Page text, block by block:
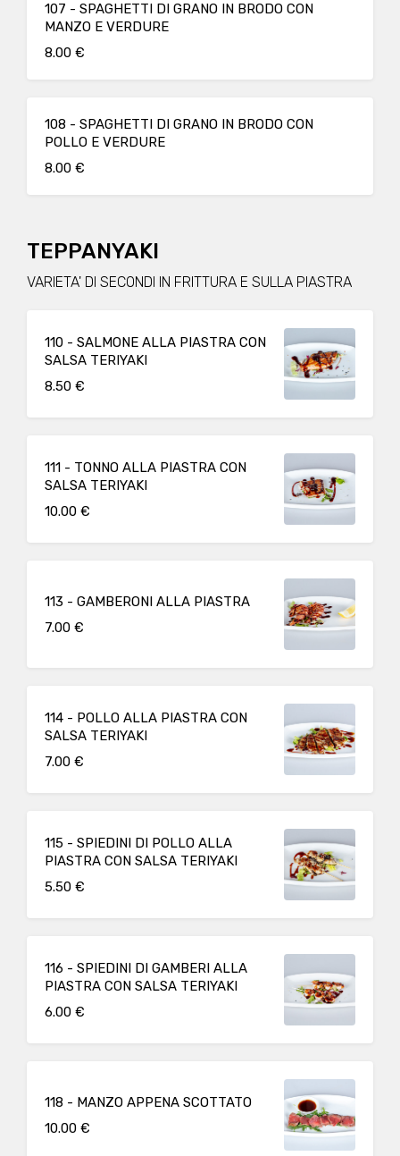
107 - SPAGHETTI DI GRANO IN BRODO CON
MANZO E VERDURE
8.00 €
108 - SPAGHETTI DI GRANO IN BRODO CON
POLLO E VERDURE
8.00 €
TEPPANYAKI
VARIETA' DI SECONDI IN FRITTURA E SULLA PIASTRA
110 - SALMONE ALLA PIASTRA CON
SALSA TERIYAKI
8.50 €
111 - TONNO ALLA PIASTRA CON
SALSA TERIYAKI
10.00 €
113 - GAMBERONI ALLA PIASTRA
7.00 €
114 - POLLO ALLA PIASTRA CON
SALSA TERIYAKI
7.00 €
115 - SPIEDINI DI POLLO ALLA
PIASTRA CON SALSA TERIYAKI
5.50 €
116 - SPIEDINI DI GAMBERI ALLA
PIASTRA CON SALSA TERIYAKI
6.00 €
118 - MANZO APPENA SCOTTATO
10.00 €